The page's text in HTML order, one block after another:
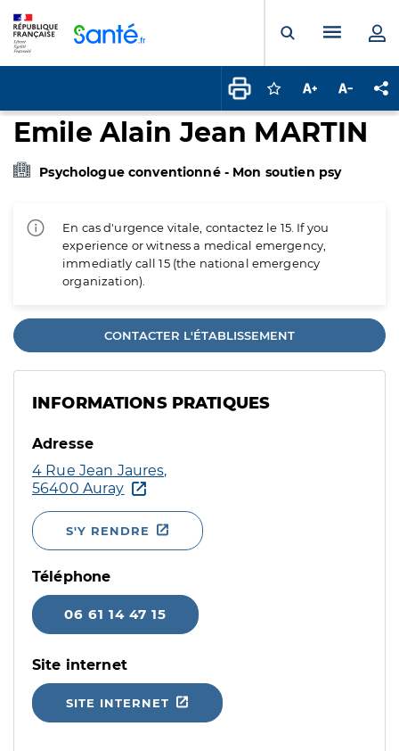
Ouvrir laMenu
Connectez-vous
Augmenter la
Emile Alain Jean MARTIN
Psychologue conventionné - Mon soutien psy
En cas d'urgence vitale, contactez le 15. If you
experience or witness a medical emergency,
immediatly call 15 (the national emergency
organization).
CONTACTER L'ÉTABLISSEMENT
INFORMATIONS PRATIQUES
Adresse
4 Rue Jean Jaures,
56400 Auray
S'Y RENDRE
Téléphone
06 61 14 47 15
Site internet
SITE INTERNET